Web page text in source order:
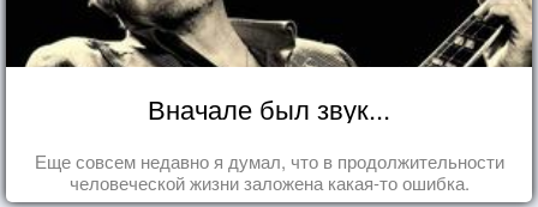
Вначале был звук...
Еще совсем недавно я думал, что в продолжительности
человеческой жизни заложена какая-то ошибка.